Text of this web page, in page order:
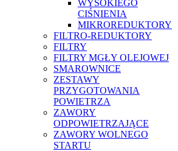
WYSOKIEGO
CIŚNIENIA
MIKROREDUKTORY
FILTRO-REDUKTORY
FILTRY
FILTRY MGŁY OLEJOWEJ
SMAROWNICE
ZESTAWY
PRZYGOTOWANIA
POWIETRZA
ZAWORY
ODPOWIETRZAJĄCE
ZAWORY WOLNEGO
STARTU